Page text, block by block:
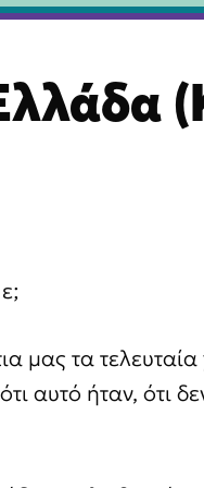
μας τα
αυτό ήταν, ότι